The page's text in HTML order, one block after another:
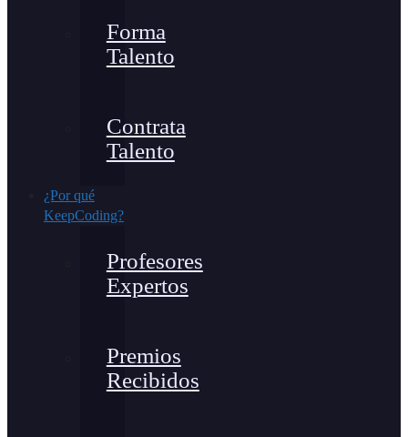
Forma
Talento
Contrata
Talento
¿Por qué
KeepCoding?
Profesores
Expertos
Premios
Recibidos